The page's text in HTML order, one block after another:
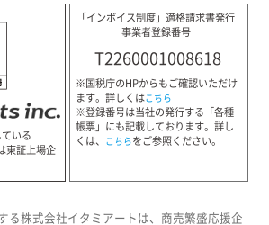
いる
東証上場企
「インボイス制度」適格請求書発行
事業者登録番号
T2260001008618
※国税庁のHPからもご確認いただけ
ます。詳しくはこちら
※登録番号は当社の発行する「各種
帳票」にも記載しております。詳し
くは、 こちらをご参照ください。
る株式会社イタミアートは、商売繁盛応援企